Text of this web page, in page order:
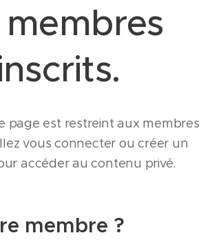
membres
page est restreint aux membres
vous connecter ou créer un
accéder au contenu privé.
membre ?